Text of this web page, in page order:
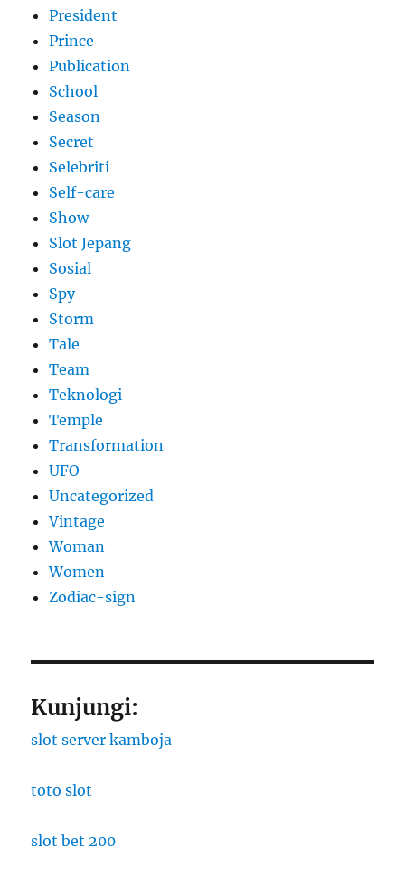
President
Prince
Publication
School
Season
Secret
Selebriti
Self-care
Show
Slot Jepang
Sosial
Spy
Storm
Tale
Team
Teknologi
Temple
Transformation
UFO
Uncategorized
Vintage
Woman
Women
Zodiac-sign
Kunjungi:
slot server kamboja
toto slot
slot bet 200